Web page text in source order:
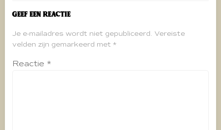
Geef een reactie
Je e-mailadres wordt niet gepubliceerd. Vereiste
velden zijn gemarkeerd met *
Reactie *